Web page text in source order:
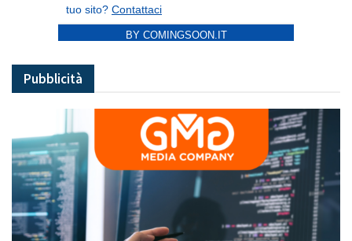
BY COMINGSOON.IT
Pubblicità